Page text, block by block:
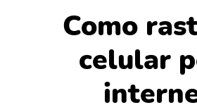
Como
celular